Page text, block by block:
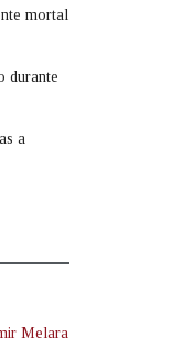
mortal
durante
a
Melara